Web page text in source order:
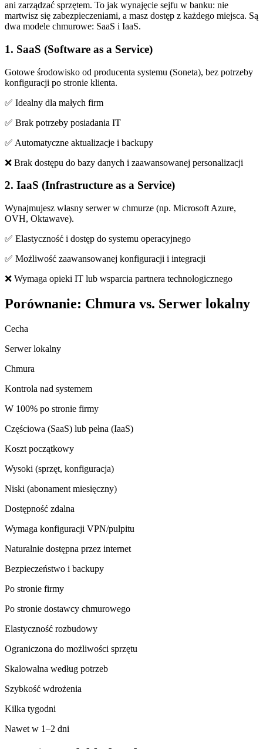
ani zarządzać sprzętem. To jak wynajęcie sejfu w banku: nie
martwisz się zabezpieczeniami, a masz dostęp z każdego miejsca. Są
dwa modele chmurowe: SaaS i IaaS.
1. SaaS (Software as a Service)
Gotowe środowisko od producenta systemu (Soneta), bez potrzeby
konfiguracji po stronie klienta.
✅ Idealny dla małych firm
✅ Brak potrzeby posiadania IT
✅ Automatyczne aktualizacje i backupy
❌ Brak dostępu do bazy danych i zaawansowanej personalizacji
2. IaaS (Infrastructure as a Service)
Wynajmujesz własny serwer w chmurze (np. Microsoft Azure,
OVH, Oktawave).
✅ Elastyczność i dostęp do systemu operacyjnego
✅ Możliwość zaawansowanej konfiguracji i integracji
❌ Wymaga opieki IT lub wsparcia partnera technologicznego
Porównanie: Chmura vs. Serwer lokalny
Cecha
Serwer lokalny
Chmura
Kontrola nad systemem
W 100% po stronie firmy
Częściowa (SaaS) lub pełna (IaaS)
Koszt początkowy
Wysoki (sprzęt, konfiguracja)
Niski (abonament miesięczny)
Dostępność zdalna
Wymaga konfiguracji VPN/pulpitu
Naturalnie dostępna przez internet
Bezpieczeństwo i backupy
Po stronie firmy
Po stronie dostawcy chmurowego
Elastyczność rozbudowy
Ograniczona do możliwości sprzętu
Skalowalna według potrzeb
Szybkość wdrożenia
Kilka tygodni
Nawet w 1–2 dni